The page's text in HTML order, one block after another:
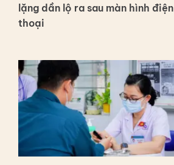
lặng dần lộ ra sau màn hình điện
thoại